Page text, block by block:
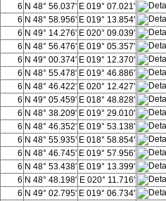
6 N 48° 56.037' E 019° 07.021'
6 N 48° 58.956' E 019° 13.854'
6 N 49° 14.276' E 020° 09.039'
6 N 48° 56.476' E 019° 05.357'
6 N 49° 00.374' E 019° 12.370'
6 N 48° 55.478' E 019° 46.886'
6 N 48° 46.422' E 020° 12.427'
6 N 49° 05.459' E 018° 48.828'
6 N 48° 38.209' E 019° 29.010'
6 N 48° 46.352' E 019° 53.138'
6 N 48° 55.935' E 018° 58.854'
6 N 48° 46.745' E 019° 57.956'
6 N 48° 53.438' E 019° 13.399'
6 N 48° 48.198' E 020° 11.716'
6 N 49° 02.795' E 019° 06.734'